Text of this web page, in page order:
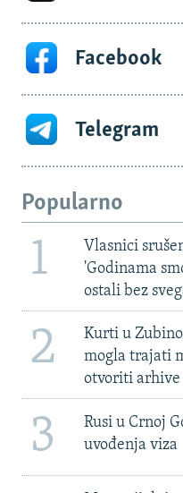
Facebook
Telegram
Popularno
1
Vlasnici
'Godinama
ostali bez
2
Kurti u
mogla trajati
otvoriti arhive
3
Rusi u Crnoj
uvođenja viza